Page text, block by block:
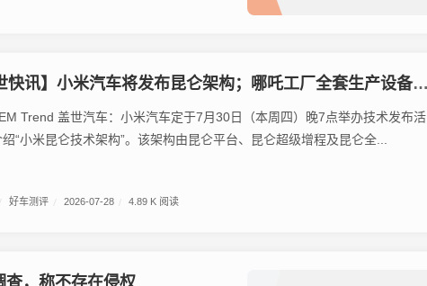
快讯】小米汽车将发布昆仑架构；哪吒工厂全套生产设备被司法拍卖
Trend 盖世汽车：小米汽车定于7月30日（本周四）晚7点举办技术发布活
“小米昆仑技术架构”。该架构由昆仑平台、昆仑超级增程及昆仑全...
好车测评 2026-07-28 4.89 K 阅读
，称不存在侵权